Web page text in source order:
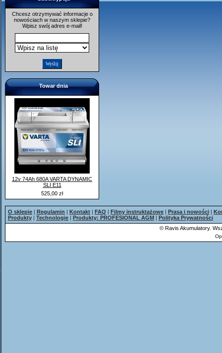
Chcesz otrzymywać informacje o
nowościach w naszym sklepie?
Wpisz swój adres e-mail!
Towar dnia
12v 74Ah 680A VARTA DYNAMIC
SLI E11
525,00 zł
O sklepie | Regulamin | Kontakt | FAQ | Filmy instruktażowe | Prasa i nowości |
Produkty | Technologie | Produkty: PROFESIONAL AGM | Polityka Prywatności
© Ravis Akumulatory.